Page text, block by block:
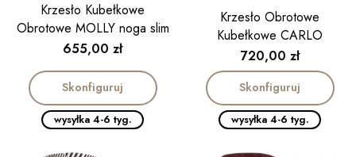
Krzesło Kubełkowe
Obrotowe MOLLY noga slim
Cena
655,00 zł
Skonfiguruj
wysyłka 4-6 tyg.
Krzesło Obrotowe
Kubełkowe CARLO
Cena
720,00 zł
Skonfiguruj
wysyłka 4-6 tyg.